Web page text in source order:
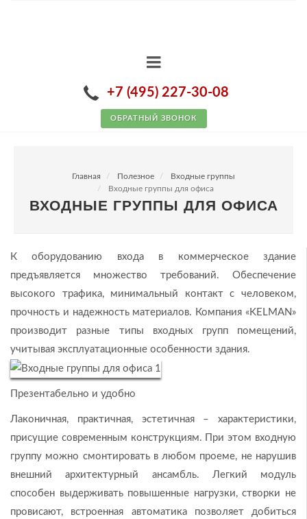
+7 (495) 227-30-08
ОБРАТНЫЙ ЗВОНОК
Главная Полезное
Входные группы
Входные группы для офиса
ВХОДНЫЕ ГРУППЫ ДЛЯ ОФИСА
К оборудованию входа в коммерческое здание
предъявляется множество требований. Обеспечение
высокого трафика, минимальный контакт с человеком,
прочность и надежность материалов. Компания «KELMAN»
производит разные типы входных групп помещений,
учитывая эксплуатационные особенности здания.
Презентабельно и удобно
Лаконичная, практичная, эстетичная – характеристики,
присущие современным конструкциям. При этом входную
группу можно смонтировать в любом проеме, не нарушив
внешний архитектурный ансамбль. Легкий модуль
способен выдерживать повышенные нагрузки, створки не
провисают, встроенная автоматика позволяет добиться